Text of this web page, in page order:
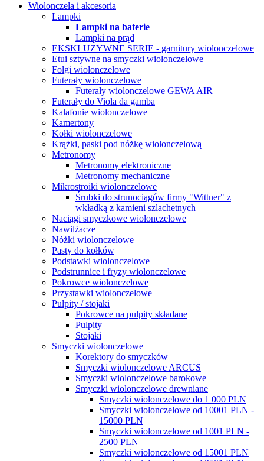
Wiolonczela i akcesoria
Lampki
Lampki na baterie
Lampki na prąd
EKSKLUZYWNE SERIE - garnitury wiolonczelowe
Etui sztywne na smyczki wiolonczelowe
Folgi wiolonczelowe
Futerały wiolonczelowe
Futerały wiolonczelowe GEWA AIR
Futerały do Viola da gamba
Kalafonie wiolonczelowe
Kamertony
Kołki wiolonczelowe
Krążki, paski pod nóżkę wiolonczelową
Metronomy
Metronomy elektroniczne
Metronomy mechaniczne
Mikrostroiki wiolonczelowe
Śrubki do strunociągów firmy "Wittner" z
wkładką z kamieni szlachetnych
Naciągi smyczkowe wiolonczelowe
Nawilżacze
Nóżki wiolonczelowe
Pasty do kołków
Podstawki wiolonczelowe
Podstrunnice i fryzy wiolonczelowe
Pokrowce wiolonczelowe
Przystawki wiolonczelowe
Pulpity / stojaki
Pokrowce na pulpity składane
Pulpity
Stojaki
Smyczki wiolonczelowe
Korektory do smyczków
Smyczki wiolonczelowe ARCUS
Smyczki wiolonczelowe barokowe
Smyczki wiolonczelowe drewniane
Smyczki wiolonczelowe do 1 000 PLN
Smyczki wiolonczelowe od 10001 PLN -
15000 PLN
Smyczki wiolonczelowe od 1001 PLN -
2500 PLN
Smyczki wiolonczelowe od 15001 PLN